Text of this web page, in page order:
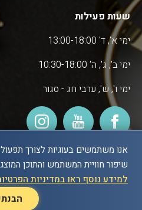
שעות פעילות
ימי א', ד' 13:00-18:00
ימי ב', ג', ה' 10:30-18:00
ימי ו', ש', ערבי חג - סגור
BY
אנו משתמשים בעוגיות לצורך
שיפור חוויית המשתמש והתוכן
למידע נוסף ראו במדיניות